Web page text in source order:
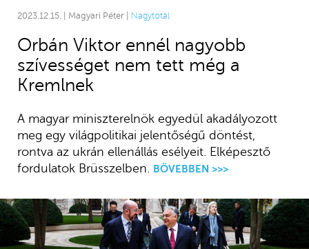
2023.12.15. | Magyari Péter | Nagytotál
Orbán Viktor ennél nagyobb
szívességet nem tett még a
Kremlnek
A magyar miniszterelnök egyedül akadályozott
meg egy világpolitikai jelentőségű döntést,
rontva az ukrán ellenállás esélyeit. Elképesztő
fordulatok Brüsszelben. BŐVEBBEN >>>